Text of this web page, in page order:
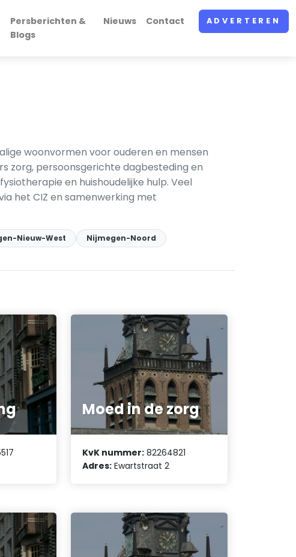
Persberichten &
Blogs
Nieuws Contact ADVERTEREN
woonvormen voor ouderen en mensen
zorg, persoonsgerichte dagbesteding en
en huishoudelijke hulp. Veel
het CIZ en samenwerking met
Nieuw-West
Nijmegen-Noord
Moed in de zorg
KvK nummer: 82264821
Adres: Ewartstraat 2